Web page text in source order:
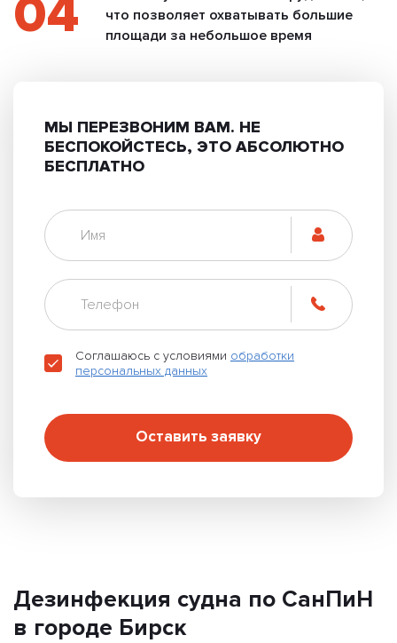
04
что позволяет охватывать большие
площади за небольшое время
МЫ ПЕРЕЗВОНИМ ВАМ. НЕ
БЕСПОКОЙСТЕСЬ, ЭТО АБСОЛЮТНО
БЕСПЛАТНО
Соглашаюсь с условиями обработки
персональных данных
Оставить заявку
Дезинфекция судна по СанПиН
в городе Бирск